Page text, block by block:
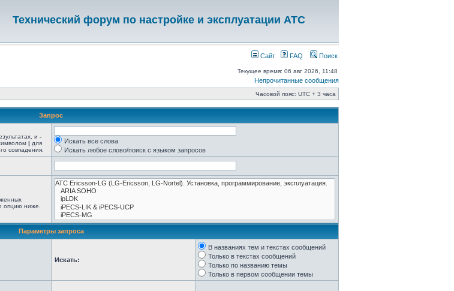
Технический форум по настройке и эксплуатации АТС
Сайт FAQ Поиск
Текущее время: 06 авг 2026, 11:48
Непрочитанные сообщения
Часовой пояс: UTC + 3 часа
Запрос
и -
| для
совпадения.
Искать все слова
Искать любое слово/поиск с языком запросов
опцию ниже.
Параметры запроса
Искать:
В названиях тем и текстах сообщений
Только в текстах сообщений
Только по названию темы
Только в первом сообщении темы